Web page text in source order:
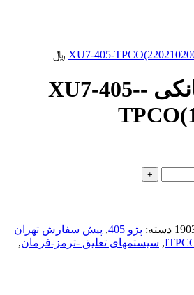
﷼
لوله اکسل تانکی -XU7-405-
دسته: پژو 405 , پیش سفارش تهران
, سیستمهای تعلیق -ترمز-فرمان,